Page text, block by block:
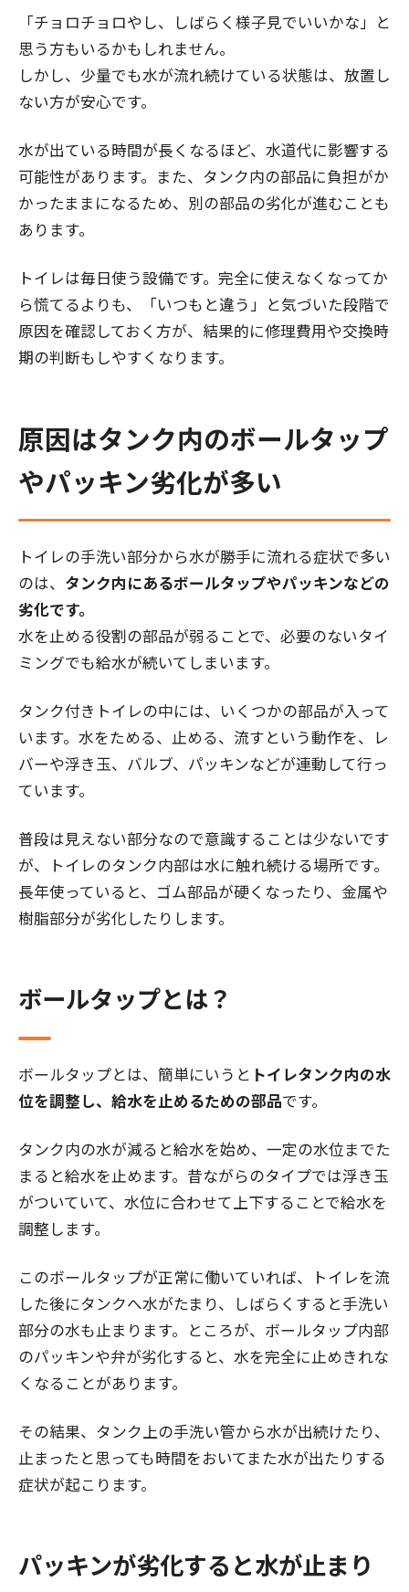
「チョロチョロやし、しばらく様子見でいいかな」と
思う方もいるかもしれません。
しかし、少量でも水が流れ続けている状態は、放置し
ない方が安心です。
水が出ている時間が長くなるほど、水道代に影響する
可能性があります。また、タンク内の部品に負担がか
かったままになるため、別の部品の劣化が進むことも
あります。
トイレは毎日使う設備です。完全に使えなくなってか
ら慌てるよりも、「いつもと違う」と気づいた段階で
原因を確認しておく方が、結果的に修理費用や交換時
期の判断もしやすくなります。
原因はタンク内のボールタップ
やパッキン劣化が多い
トイレの手洗い部分から水が勝手に流れる症状で多い
のは、 タンク内にあるボールタップやパッキンなどの
劣化です。
水を止める役割の部品が弱ることで、必要のないタイ
ミングでも給水が続いてしまいます。
タンク付きトイレの中には、いくつかの部品が入って
います。水をためる、止める、流すという動作を、レ
バーや浮き玉、バルブ、パッキンなどが連動して行っ
ています。
普段は見えない部分なので意識することは少ないです
が、トイレのタンク内部は水に触れ続ける場所です。
長年使っていると、ゴム部品が硬くなったり、金属や
樹脂部分が劣化したりします。
ボールタップとは？
ボールタップとは、簡単にいうと トイレタンク内の水
位を調整し、給水を止めるための部品です。
タンク内の水が減ると給水を始め、一定の水位までた
まると給水を止めます。昔ながらのタイプでは浮き玉
がついていて、水位に合わせて上下することで給水を
調整します。
このボールタップが正常に働いていれば、トイレを流
した後にタンクへ水がたまり、しばらくすると手洗い
部分の水も止まります。ところが、ボールタップ内部
のパッキンや弁が劣化すると、水を完全に止めきれな
くなることがあります。
その結果、タンク上の手洗い管から水が出続けたり、
止まったと思っても時間をおいてまた水が出たりする
症状が起こります。
パッキンが劣化すると水が止まり